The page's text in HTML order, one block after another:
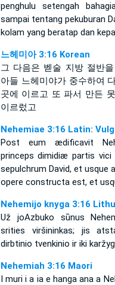
penghulu setengah
sampai tentang pekuburan
kolam yang beratap dan
느헤미아 3:16 Korean
그 다음은 벧술 지방 절반
아들 느헤미야가 중수하여
곳에 이르고 또 파서 만든
이르렀고
Nehemiae 3:16 Latin:
Post eum ædificavit
princeps dimidiæ partis vici
sepulchrum David, et usque
opere constructa est, et
Nehemijo knyga 3:16
Už jo­Azbuko sūnus
srities viršininkas; jis
dirbtinio tvenkinio ir iki
Nehemiah 3:16 Maori
I muri i a ia e hanga ana a